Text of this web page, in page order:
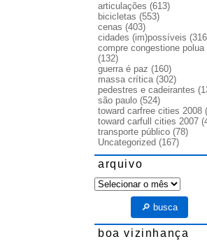
articulações (613)
bicicletas (553)
cenas (403)
cidades (im)possíveis
compre congestione polua
(132)
guerra é paz (160)
massa crítica(302)
pedestres e cadeirantes
são paulo (524)
toward carfree cities 2008
toward carfull cities 2007
transporte público (78)
Uncategorized (167)
arquivo
arquivo
🔎 busca
boa vizinhança